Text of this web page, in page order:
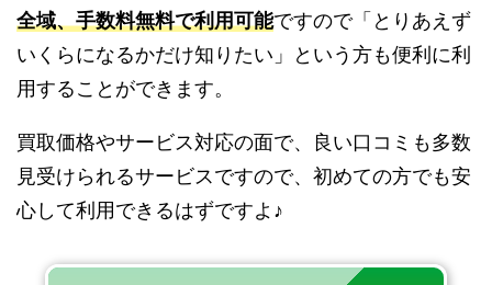
全域、手数料無料で利用可能ですので「とりあえず
いくらになるかだけ知りたい」という方も便利に利
用することができます。
買取価格やサービス対応の面で、良い口コミも多数
見受けられるサービスですので、初めての方でも安
心して利用できるはずですよ♪